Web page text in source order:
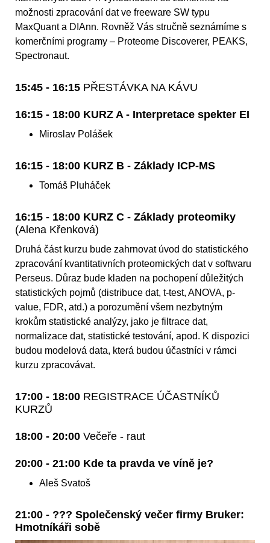
možnosti zpracování dat ve freeware SW typu
MaxQuant a DIAnn. Rovněž Vás stručně seznámíme s
komerčními programy – Proteome Discoverer, PEAKS,
Spectronaut.
15:45 - 16:15 PŘESTÁVKA NA KÁVU
16:15 - 18:00 KURZ A - Interpretace spekter EI
Miroslav Polášek
16:15 - 18:00 KURZ B - Základy ICP-MS
Tomáš Pluháček
16:15 - 18:00 KURZ C - Základy proteomiky
(Alena Křenková)
Druhá část kurzu bude zahrnovat úvod do statistického
zpracování kvantitativních proteomických dat v softwaru
Perseus. Důraz bude kladen na pochopení důležitých
statistických pojmů (distribuce dat, t-test, ANOVA, p-
value, FDR, atd.) a porozumění všem nezbytným
krokům statistické analýzy, jako je filtrace dat,
normalizace dat, statistické testování, apod. K dispozici
budou modelová data, která budou účastníci v rámci
kurzu zpracovávat.
17:00 - 18:00 REGISTRACE ÚČASTNÍKŮ
KURZŮ
18:00 - 20:00 Večeře - raut
20:00 - 21:00 Kde ta pravda ve víně je?
Aleš Svatoš
21:00 - ??? Společenský večer firmy Bruker:
Hmotníkáři sobě